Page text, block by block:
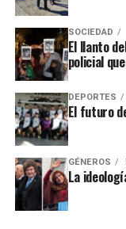
SOCIEDAD
El llanto
policial
DEPORTES
El futuro
GÉNEROS
La